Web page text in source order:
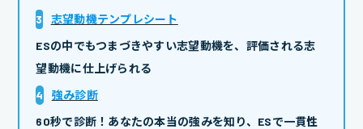
3
志望動機テンプレシート
ESの中でもつまづきやすい志望動機を、評価される志
望動機に仕上げられる
4
強み診断
60秒で診断！あなたの本当の強みを知り、ESで一貫性